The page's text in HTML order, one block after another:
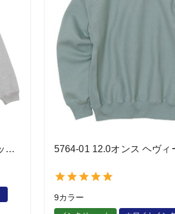
5205-01 10.0オンス ビッグシルエット クルーネック スウェット（裏パイル）
9カラー